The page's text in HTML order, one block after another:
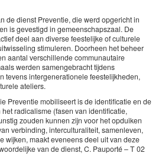
de dienst Preventie, die werd opgericht in
is gevestigd in gemeenschapszaal. De
deel aan diverse feestelijke of culturele
stimuleren. Doorheen het beheer
aantal verschillende communautaire
werden samengebracht tijdens
tevens intergenerationele feestelijkheden,
ateliers.
Preventie mobiliseert is de identificatie en de
radicalisme (fasen van identificatie,
zouden kunnen zijn voor het opduiken
verbinding, interculturaliteit, samenleven,
wijken, maakt eveneens deel uit van deze
van de dienst, C. Pauporté – T 02